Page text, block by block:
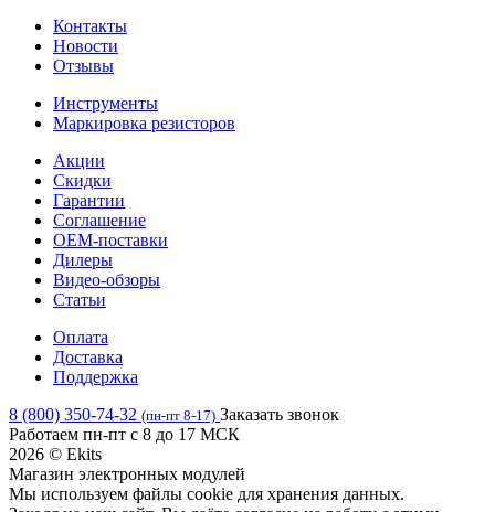
Контакты
Новости
Отзывы
Инструменты
Маркировка резисторов
Акции
Скидки
Гарантии
Соглашение
OEM-поставки
Дилеры
Видео-обзоры
Статьи
Оплата
Доставка
Поддержка
8 (800) 350-74-32 (пн-пт 8-17) Заказать звонок
Работаем пн-пт с 8 до 17 МСК
2026 © Ekits
Магазин электронных модулей
Мы используем файлы cookie для хранения данных.